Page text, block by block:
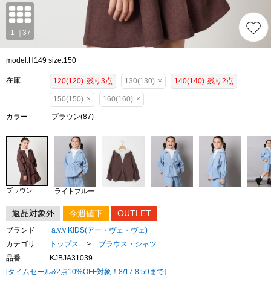
model:H149 size:150
在庫 120(120) 残り3点 130(130) × 140(140) 残り2点
150(150) × 160(160) ×
カラー ブラウン(87)
ブラウン ライトブルー
返品対象外 今週値下 OUTLET
ブランド
a.v.v KIDS(アー・ヴェ・ヴェ)
カテゴリ
トップス >
ブラウス・シャツ
品番
KJBJA31039
[タイムセール&2点10%OFF対象！8/17 8:59まで]